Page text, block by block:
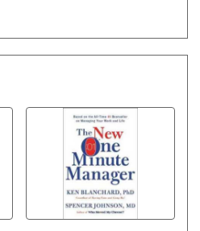
自然科学、美術工芸、国語国